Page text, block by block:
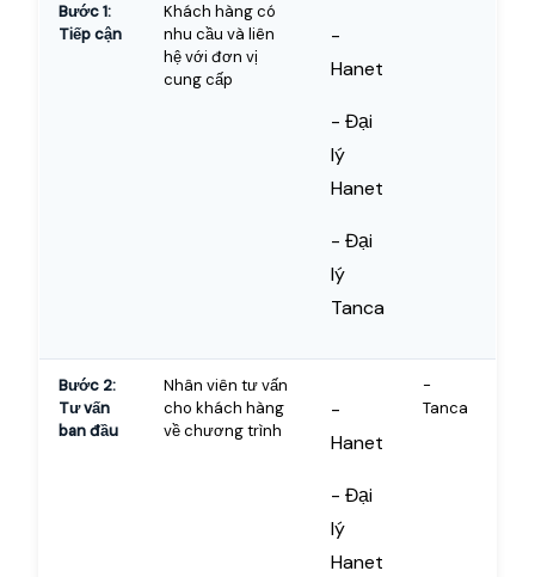
Bước 1:
Tiếp cận
Khách hàng có
nhu cầu và liên
hệ với đơn vị
cung cấp
-
Hanet
- Đại
lý
Hanet
- Đại
lý
Tanca
Bước 2:
Tư vấn
ban đầu
Nhân viên tư vấn
cho khách hàng
về chương trình
-
Hanet
- Đại
lý
Hanet
-
Tanca